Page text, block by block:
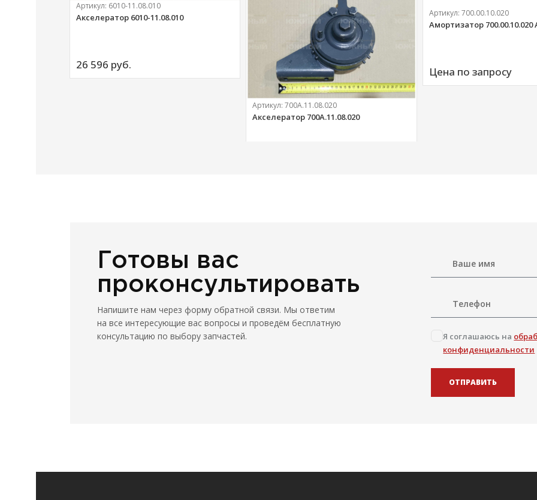
Артикул: 6010-11.08.010
Акселератор 6010-11.08.010
26 596 руб.
Артикул:700А.11.08.020
Акселератор 700А.11.08.020
Артикул:700.00.10.020
Амортизатор
Цена по запросу
Готовы вас
проконсультировать
Напишите нам через форму обратной связи. Мы ответим
на все интересующие вас вопросы и проведём бесплатную
консультацию по выбору запчастей.
Я соглашаюсь на
конфиденциальности
ОТПРАВИТЬ